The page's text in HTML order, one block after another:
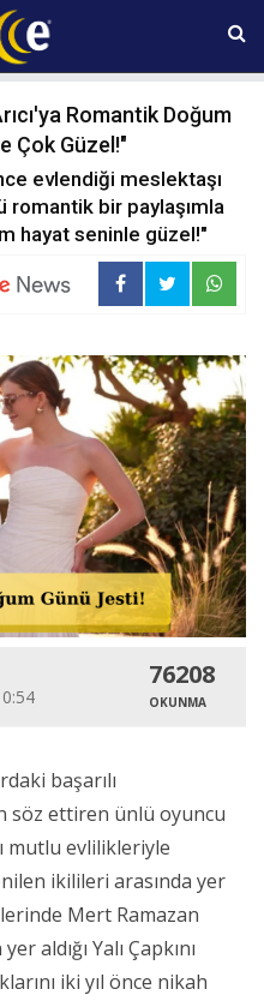
09:38
Romantik Doğum
Çok Güzel!"
evlendiği meslektaşı
romantik bir paylaşımla
hayat seninle güzel!"
76208
OKUNMA
başarılı
söz ettiren ünlü oyuncu
mutlu evlilikleriyle
ikilileri arasında yer
Mert Ramazan
aldığı Yalı Çapkını
iki yıl önce nikah